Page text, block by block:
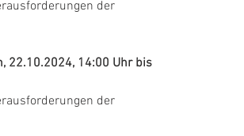
der
22.10.2024, 14:00 Uhr bis
der